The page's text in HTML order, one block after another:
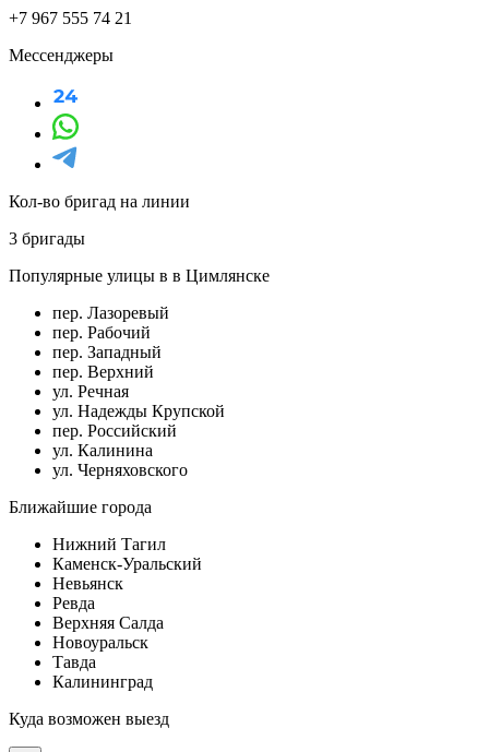
+7 967 555 74 21
Мессенджеры
Кол-во бригад на линии
3 бригады
Популярные улицы в в Цимлянске
пер. Лазоревый
пер. Рабочий
пер. Западный
пер. Верхний
ул. Речная
ул. Надежды Крупской
пер. Российский
ул. Калинина
ул. Черняховского
Ближайшие города
Нижний Тагил
Каменск-Уральский
Невьянск
Ревда
Верхняя Салда
Новоуральск
Тавда
Калининград
Куда возможен выезд